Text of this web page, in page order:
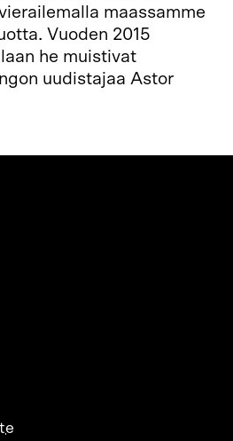
maassamme
Vuoden 2015
he muistivat
uudistajaa Astor